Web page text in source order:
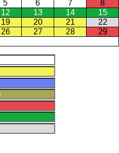
5 6 7
8
12 13 14
15
19 20 21
22
26 27 28
29